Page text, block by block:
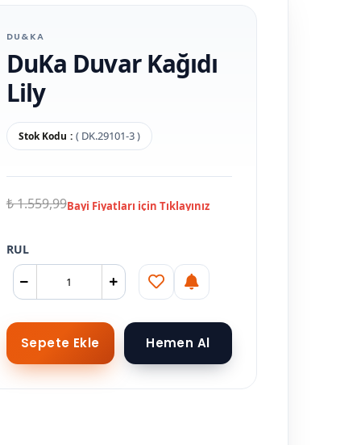
DU&KA
DuKa Duvar Kağıdı
Lily
Stok Kodu ( DK.29101-3 )
₺ 1.559,99
RUL